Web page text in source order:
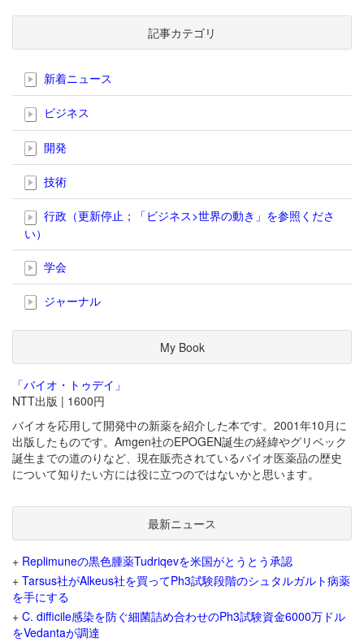
記事カテゴリ
新着ニュース
ビジネス
開発
技術
行政（更新停止；「ビジネス>世界の動き」を参照くださ
い）
学会
ジャーナル
My Book
「バイオ・トゥデイ」
NTT出版 | 1600円
バイオを応用して開発中の新薬を紹介した本です。2001年10月に
出版したものです。Amgen社のEPOGEN誕生の経緯やグリベック
誕生までの道のりなど、現在販売されているバイオ医薬品の歴史
について知りたい方には役に立つのではないかと思います。
最新ニュース
+ Replimuneの黒色腫薬Tudriqevを米国がとうとう承認
+ Tarsus社がAlkeus社を買ってPh3試験段階のシュタルガルト病薬
を手にする
+ C. difficile感染を防ぐ細菌詰め合わせのPh3試験資金6000万ドル
をVedantaが調達